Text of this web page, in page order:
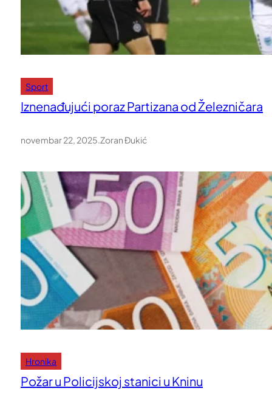
Sport
Iznenađujući poraz Partizana od Železničara
novembar 22, 2025.Zoran Đukić
Hronika
Požar u Policijskoj stanici u Kninu